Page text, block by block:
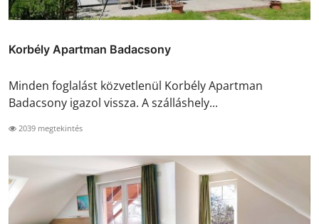
Korbély Apartman Badacsony
Minden foglalást közvetlenül Korbély Apartman
Badacsony igazol vissza. A szálláshely...
2039 megtekintés